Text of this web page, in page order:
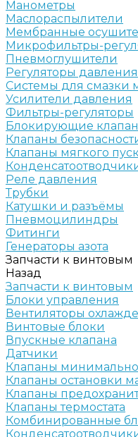
Манометры
Маслораспылители
Мембранные
Микрофильтры-
Пневмоглушители
Регуляторы давления
Системы для смазки
Усилители давления
Фильтры-регуляторы
Блокирующие
Клапаны
Клапаны мягкого
Реле давления
Трубки
Катушки и разъёмы
Пневмоцилиндры
Фитинги
Генераторы азота
Запчасти к винтовым
Назад
Запчасти к винтовым
Блоки управления
Вентиляторы
Винтовые блоки
Впускные клапана
Датчики
Клапаны
Клапаны остановки
Клапаны
Клапаны термостата
Комбинированные